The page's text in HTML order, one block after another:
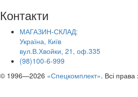
Контакти
МАГАЗИН-СКЛАД:
Україна, Київ
вул.В.Хвойки, 21, оф.335
(98)100-6-999
© 1996—2026 «Спецкомплект». Всі права